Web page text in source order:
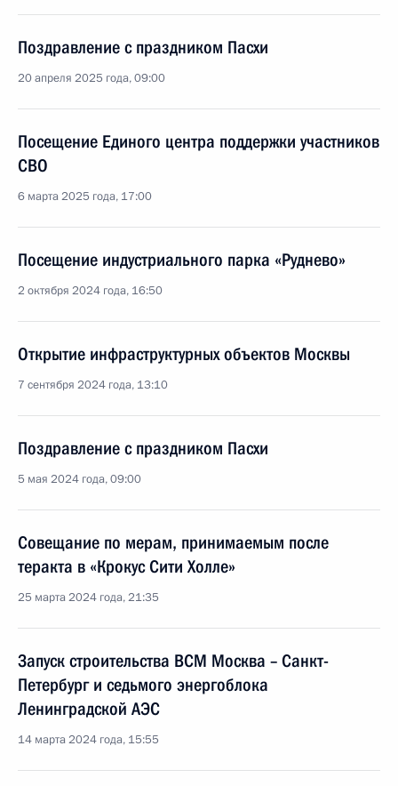
Поздравление с праздником Пасхи
20 апреля 2025 года, 09:00
Посещение Единого центра поддержки участников
СВО
6 марта 2025 года, 17:00
Посещение индустриального парка «Руднево»
2 октября 2024 года, 16:50
Открытие инфраструктурных объектов Москвы
7 сентября 2024 года, 13:10
Поздравление с праздником Пасхи
5 мая 2024 года, 09:00
Совещание по мерам, принимаемым после
теракта в «Крокус Сити Холле»
25 марта 2024 года, 21:35
Запуск строительства ВСМ Москва – Санкт-
Петербург и седьмого энергоблока
Ленинградской АЭС
14 марта 2024 года, 15:55